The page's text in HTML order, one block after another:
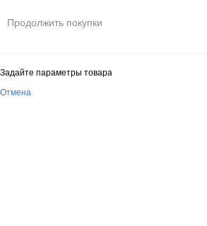
Продолжить покупки
Задайте параметры товара
Отмена